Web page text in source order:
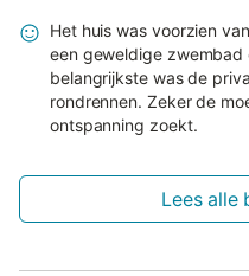
Het huis was voorzien
een geweldige zwembad
belangrijkste was de
rondrennen. Zeker de
ontspanning zoekt.
Lees alle